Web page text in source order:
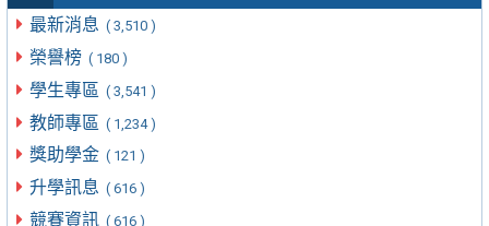
最新消息 ( 3,510 )
榮譽榜 ( 180 )
學生專區 ( 3,541 )
教師專區 ( 1,234 )
獎助學金 ( 121 )
升學訊息 ( 616 )
競賽資訊 ( 616 )